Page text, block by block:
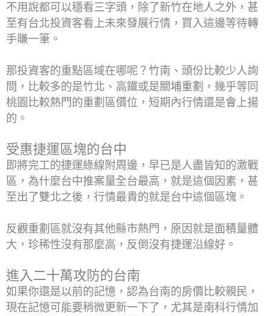
不用說都可以穩看三字頭，除了新竹在地人之外，甚
至有台北投資客看上未來發展行情，買入這邊等待轉
手賺一筆。
那投資客的重點區域在哪呢？竹南、頭份比較少人詢
問，比較多的是竹北、高鐵或是關埔重劃，幾乎等同
桃園比較熱門的重劃區價位，短期內行情還是會上揚
的。
受惠捷運區塊的台中
即將完工的捷運綠線附周邊，早已是人盡皆知的激戰
區，為什麼台中推案量全台最高，就是這個因素，甚
至出了雙北之後，行情最貴的就是台中這個區塊。
反觀重劃區就沒有其他縣市熱門，原因就是面積量體
大，珍稀性沒有那麼高，反倒沒有捷運沿線好。
進入二十萬攻防的台南
如果你還是以前的記憶，認為台南的房價比較親民，
現在記憶可能要稍微更新一下了，尤其是南科行情加